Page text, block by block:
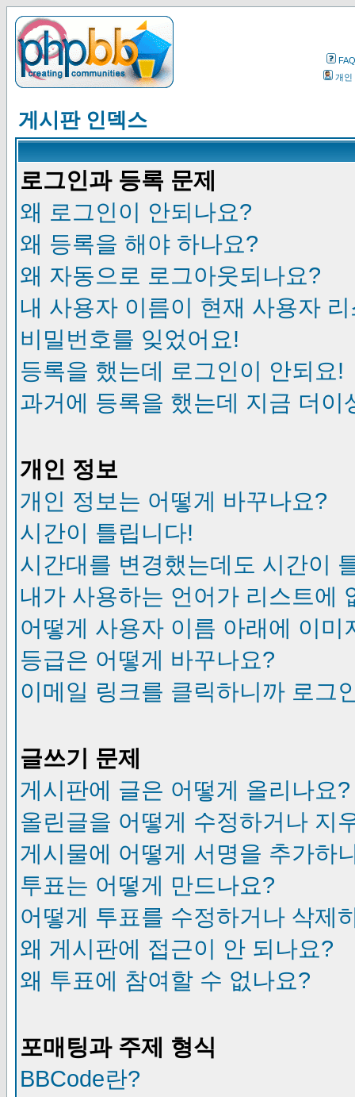
FAQ
개인
게시판 인덱스
로그인과 등록 문제
왜 로그인이 안되나요?
왜 등록을 해야 하나요?
왜 자동으로 로그아웃되나요?
내 사용자 이름이 현재 사용자
비밀번호를 잊었어요!
등록을 했는데 로그인이 안되요!
과거에 등록을 했는데 지금 더이
개인 정보
개인 정보는 어떻게 바꾸나요?
시간이 틀립니다!
시간대를 변경했는데도 시간이
내가 사용하는 언어가 리스트에
어떻게 사용자 이름 아래에 이미
등급은 어떻게 바꾸나요?
이메일 링크를 클릭하니까 로그
글쓰기 문제
게시판에 글은 어떻게 올리나요?
올린글을 어떻게 수정하거나 지
게시물에 어떻게 서명을 추가하
투표는 어떻게 만드나요?
어떻게 투표를 수정하거나 삭제
왜 게시판에 접근이 안 되나요?
왜 투표에 참여할 수 없나요?
포매팅과 주제 형식
BBCode란?